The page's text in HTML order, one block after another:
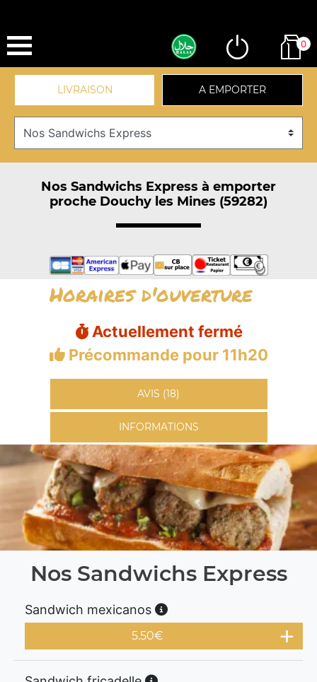
0
LIVRAISON A EMPORTER
Nos Sandwichs Express à emporter
proche Douchy les Mines (59282)
Horaires d'ouverture
Actuellement fermé
Précommande pour 11h20
AVIS (18)
INFORMATIONS
Nos Sandwichs Express
Sandwich mexicanos
5.50€